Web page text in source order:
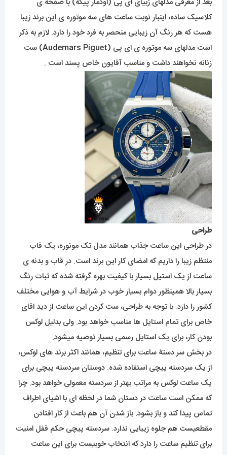
کلاسیک ساده، اینبار نوبت ساعت های سه موتوره ی این برند زیبا
هست که هر رنگ آن زیبایی منحصر به فرد خود را دارد. لازم به ذکر
است مدلهای سه موتوره ی ای پی (
AudemarsPiguet) ست
زنانه نخواهند داشت و مناسب آقایون خاص پسند است .
طراحی
در طراحی این ساعت جذاب همانند مدل تک مونوره، یک قاب
منتظم زیبا را داریم که امضای کار این برند است. در قاب و بدنه ی
ساعت از یک استیل بسیار با کیفیت بهره گرفته شده که ثبات رنگ
بسیار بالا همینظور دوام بسیار خوب در شرایط آب و هوایی مختلف
کشور را دارد. با توجه به طراحی، ست کردن این ساعت از دید اقای
خاص برای تمام استایل ها مناسب خواهد بود. ولی بدلیل لوکس
بودن کار، برای یک استایل رسمی بسیار توصیه میشود.
در بخش سر دستۀ ساعت برای تنظیم، همانند اکثر برند های لوکس،
از یک سردسته پیچی استفاده شده. دوستان سردسته پیچی برای
یک ساعت لوکس به مراتب بهتر از سردسته معمولی خواهد بود. چرا
که ممکن است ساعت در دستان شما در لحظه ای با اشیای اطراف
تماس پیدا کند و باز بشود. باز شدن آن هم باعث از کار افتادن
مقطعیست هم جلوه زیبایی ندارد. سردسته پیچی حکم قفل امنیت
برای تنظیم ساعت را دارد که انتخاب خوبیست برای این ساعت